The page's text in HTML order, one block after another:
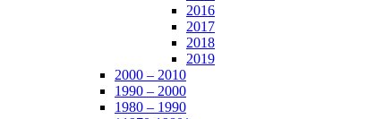
2016
2017
2018
2019
2000 – 2010
1990 – 2000
1980 – 1990